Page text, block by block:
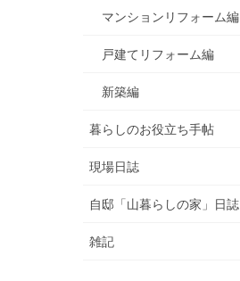
マンションリフォーム編
戸建てリフォーム編
新築編
暮らしのお役立ち手帖
現場日誌
自邸「山暮らしの家」日誌
雑記